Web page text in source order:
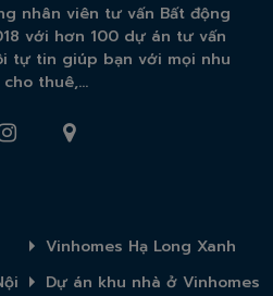
nhân viên tư vấn Bất động
với hơn 100 dự án tư vấn
tự tin giúp bạn với mọi nhu
thuê,...
Vinhomes Hạ Long Xanh
Dự án khu nhà ở Vinhomes